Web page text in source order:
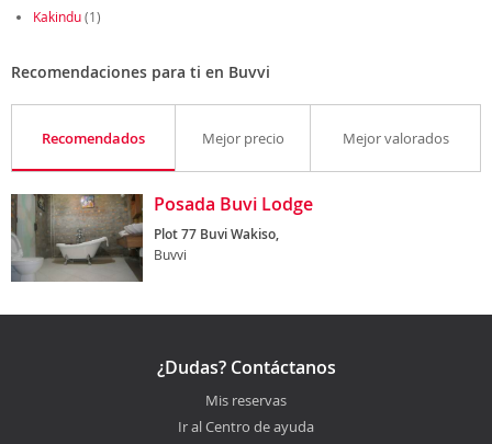
Kakindu(1)
Recomendaciones para ti en Buvvi
Recomendados Mejor precio Mejor valorados
Posada Buvi Lodge
Plot 77 Buvi Wakiso,
Buvvi
¿Dudas? Contáctanos
Mis reservas
Ir al Centro de ayuda